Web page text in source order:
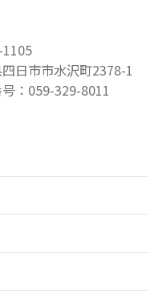
1105
日市市水沢町2378-1
： 059-329-8011